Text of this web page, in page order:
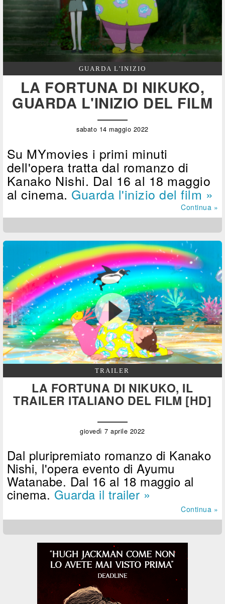
GUARDA L'INIZIO
LA FORTUNA DI NIKUKO,
GUARDA L'INIZIO DEL FILM
sabato 14 maggio 2022
Su MYmovies i primi minuti
dell'opera tratta dal romanzo di
Kanako Nishi. Dal 16 al 18 maggio
al cinema. Guarda l'inizio del film »
Continua »
TRAILER
LA FORTUNA DI NIKUKO, IL
TRAILER ITALIANO DEL FILM [HD]
giovedì 7 aprile 2022
Dal pluripremiato romanzo di Kanako
Nishi, l'opera evento di Ayumu
Watanabe. Dal 16 al 18 maggio al
cinema. Guarda il trailer »
Continua »